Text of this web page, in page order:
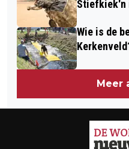
Stiefkiek'n
Wie is de
Meer